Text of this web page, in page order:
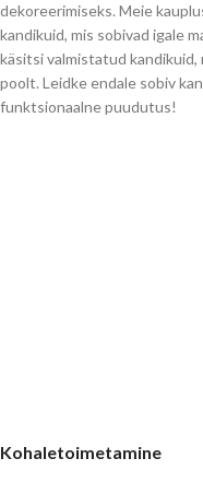
dekoreerimiseks. Meie
kandikuid, mis sobivad igale
käsitsi valmistatud
poolt. Leidke endale sobiv
funktsionaalne puudutus!
Kohaletoimetamine